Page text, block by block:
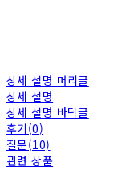
상세 설명 머리글
상세 설명
상세 설명 바닥글
후기(0)
질문(10)
관련 상품